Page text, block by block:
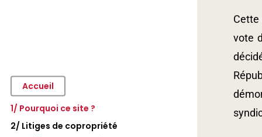
Accueil
1/ Pourquoi ce site ?
2/ Litiges de copropriété
Cette
vote